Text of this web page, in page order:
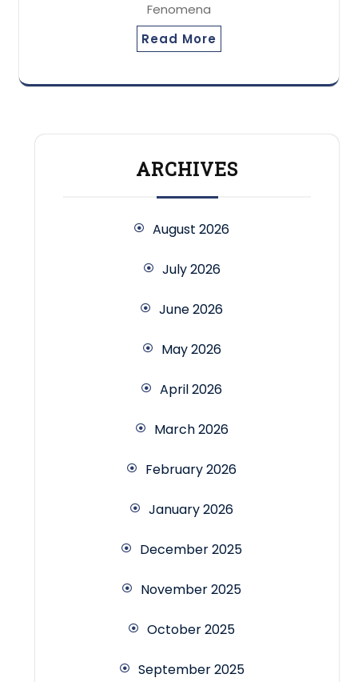
Fenomena
Read More
ARCHIVES
August 2026
July 2026
June 2026
May 2026
April 2026
March 2026
February 2026
January 2026
December 2025
November 2025
October 2025
September 2025